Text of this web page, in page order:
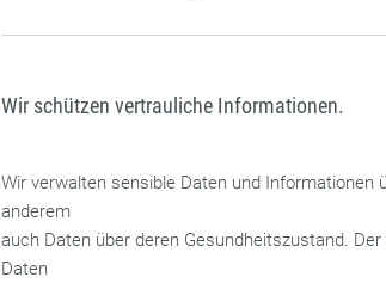
Wir schützen vertrauliche Informationen.
Wir verwalten sensible Daten und Informationen
anderem
auch Daten über deren Gesundheitszustand.
Daten